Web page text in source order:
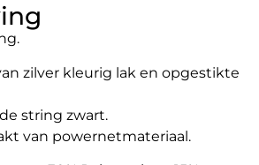
zilver kleurig lak en opgestikte
string zwart.
van powernetmateriaal.